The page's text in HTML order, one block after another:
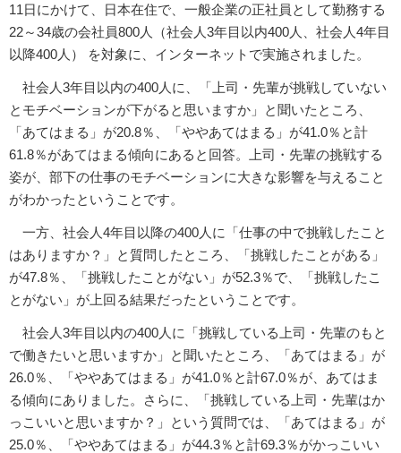
11日にかけて、日本在住で、一般企業の正社員として勤務する
22～34歳の会社員800人（社会人3年目以内400人、社会人4年目
以降400人） を対象に、インターネットで実施されました。
社会人3年目以内の400人に、「上司・先輩が挑戦していない
とモチベーションが下がると思いますか」と聞いたところ、
「あてはまる」が20.8％、「ややあてはまる」が41.0％と計
61.8％があてはまる傾向にあると回答。上司・先輩の挑戦する
姿が、部下の仕事のモチベーションに大きな影響を与えること
がわかったということです。
一方、社会人4年目以降の400人に「仕事の中で挑戦したこと
はありますか？」と質問したところ、「挑戦したことがある」
が47.8％、「挑戦したことがない」が52.3％で、「挑戦したこ
とがない」が上回る結果だったということです。
社会人3年目以内の400人に「挑戦している上司・先輩のもと
で働きたいと思いますか」と聞いたところ、「あてはまる」が
26.0％、「ややあてはまる」が41.0％と計67.0％が、あてはま
る傾向にありました。さらに、「挑戦している上司・先輩はか
っこいいと思いますか？」という質問では、「あてはまる」が
25.0％、「ややあてはまる」が44.3％と計69.3％がかっこいい